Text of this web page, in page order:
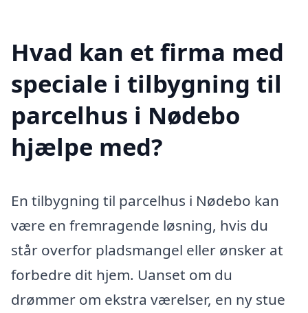
Hvad kan et firma med
speciale i tilbygning til
parcelhus i Nødebo
hjælpe med?
En tilbygning til parcelhus i Nødebo kan
være en fremragende løsning, hvis du
står overfor pladsmangel eller ønsker at
forbedre dit hjem. Uanset om du
drømmer om ekstra værelser, en ny stue